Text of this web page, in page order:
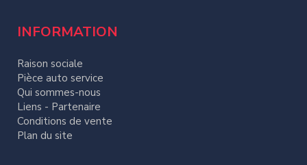
INFORMATION
Raison sociale
Pièce auto service
Qui sommes-nous
Liens - Partenaire
Conditions de vente
Plan du site